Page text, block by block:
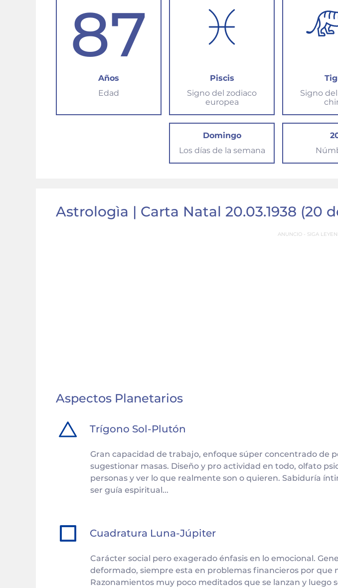
87
Años
Edad
Piscis
Signo del zodiaco
europea
Signo
Domingo
Los días de la semana
Astrologìa | Carta Natal 20.03.1938 (20
ANUNCIO - SIGA
Aspectos Planetarios
Trígono Sol-Plutón
Gran capacidad de trabajo, enfoque súper concentrado de
sugestionar masas. Diseño y pro actividad en todo, olfato
personas y ver lo que realmente son o quieren. Sabiduría
ser guía espiritual...
Cuadratura Luna-Júpiter
Carácter social pero exagerado énfasis en lo emocional.
deformado, siempre esta en problemas financieros por que
Razonamientos muy poco meditados que se lanzan y luego